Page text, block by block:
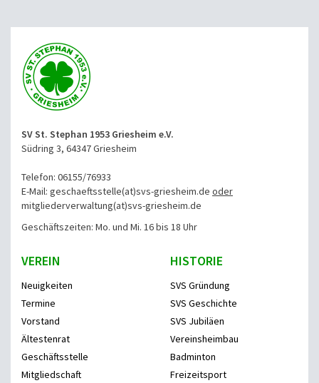
SV St. Stephan 1953 Griesheim e.V.
Südring 3, 64347 Griesheim
Telefon: 06155/76933
E-Mail: geschaeftsstelle(at)svs-griesheim.de oder
mitgliederverwaltung(at)svs-griesheim.de
Geschäftszeiten: Mo. und Mi. 16 bis 18 Uhr
VEREIN
Neuigkeiten
Termine
Vorstand
Ältestenrat
Geschäftsstelle
Mitgliedschaft
HISTORIE
SVS Gründung
SVS Geschichte
SVS Jubiläen
Vereinsheimbau
Badminton
Freizeitsport